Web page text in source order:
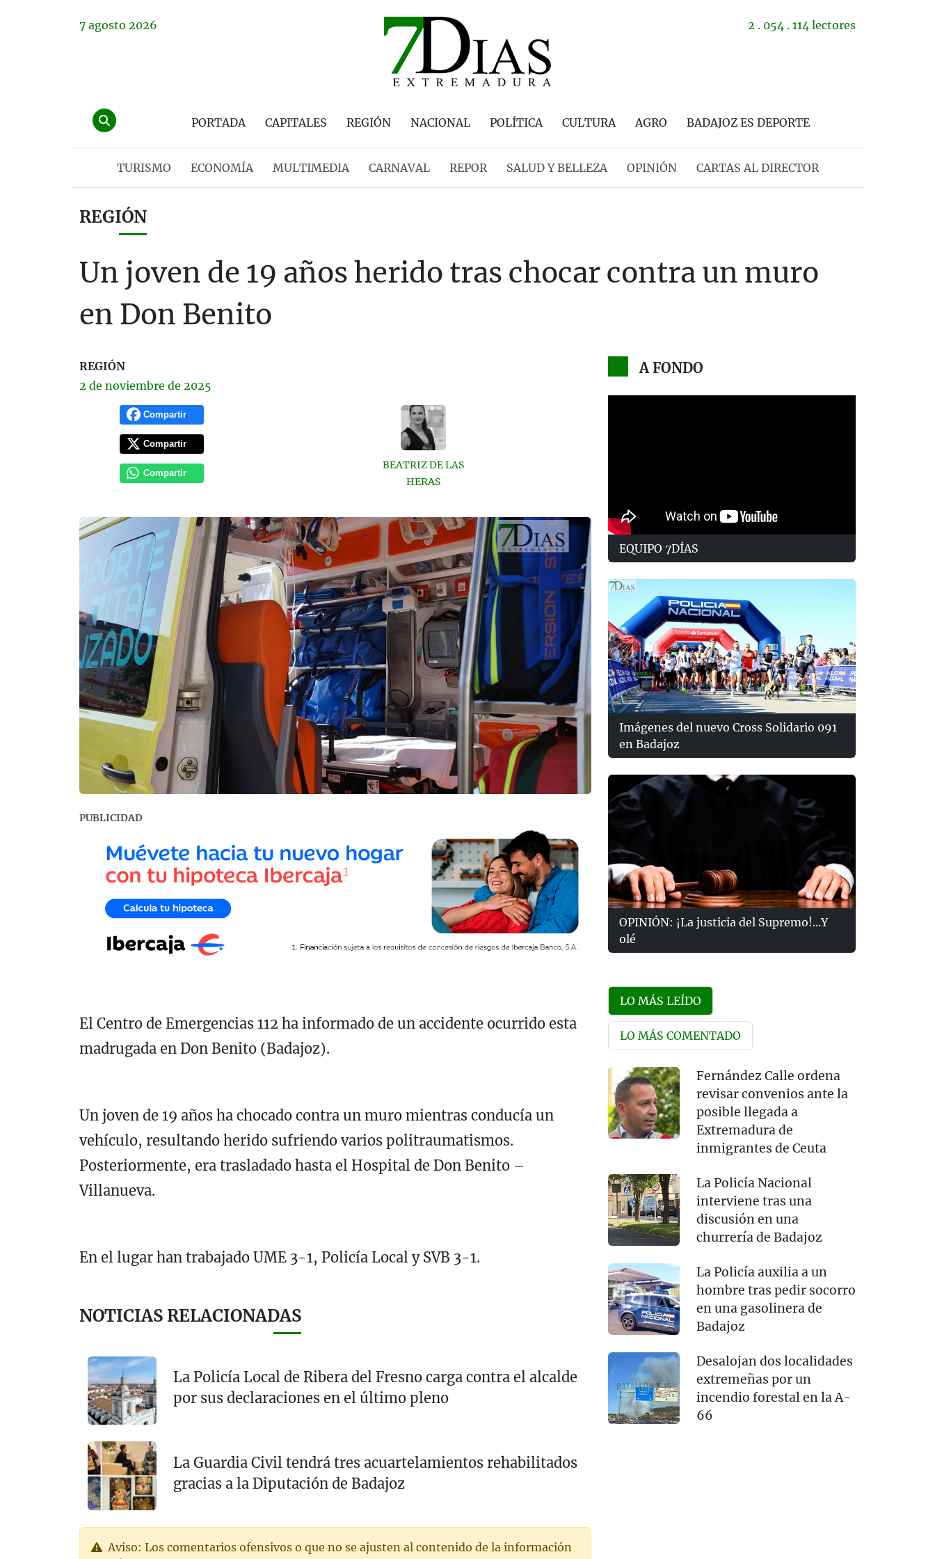
7 agosto 2026 2 . 054 . 114 lectores
PORTADA CAPITALES REGIÓN NACIONAL POLÍTICA CULTURA AGRO BADAJOZ ES DEPORTE
TURISMO ECONOMÍA MULTIMEDIA CARNAVAL REPOR SALUD Y BELLEZA OPINIÓN CARTAS AL DIRECTOR
REGIÓN
Un joven de 19 años herido tras chocar contra un muro
en Don Benito
REGIÓN
2 de noviembre de 2025
Compartir
Compartir
Compartir
BEATRIZ DE LAS
HERAS
PUBLICIDAD
El Centro de Emergencias 112 ha informado de un accidente ocurrido esta
madrugada en Don Benito (Badajoz).
Un joven de 19 años ha chocado contra un muro mientras conducía un
vehículo, resultando herido sufriendo varios politraumatismos.
Posteriormente, era trasladado hasta el Hospital de Don Benito –
Villanueva.
En el lugar han trabajado UME 3-1, Policía Local y SVB 3-1.
NOTICIAS RELACIONADAS
La Policía Local de Ribera del Fresno carga contra el alcalde
por sus declaraciones en el último pleno
La Guardia Civil tendrá tres acuartelamientos rehabilitados
gracias a la Diputación de Badajoz
Aviso: Los comentarios ofensivos o que no se ajusten al contenido de la información
A FONDO
EQUIPO 7DÍAS
Imágenes del nuevo Cross Solidario 091
en Badajoz
OPINIÓN: ¡La justicia del Supremo!...Y
olé
LO MÁS LEÍDO
LO MÁS COMENTADO
Fernández Calle ordena
revisar convenios ante la
posible llegada a
Extremadura de
inmigrantes de Ceuta
La Policía Nacional
interviene tras una
discusión en una
churrería de Badajoz
La Policía auxilia a un
hombre tras pedir socorro
en una gasolinera de
Badajoz
Desalojan dos localidades
extremeñas por un
incendio forestal en la A-
66